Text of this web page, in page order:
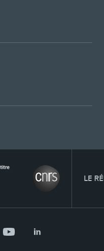
LE RÉSEAU
YouTubeLinkedIn